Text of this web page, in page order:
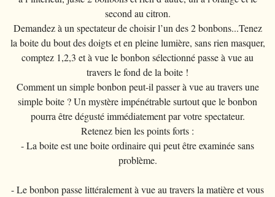
second au citron.
Demandez à un spectateur de choisir l’un des 2 bonbons...Tenez
la boite du bout des doigts et en pleine lumière, sans rien masquer,
comptez 1,2,3 et à vue le bonbon sélectionné passe à vue au
travers le fond de la boite !
Comment un simple bonbon peut-il passer à vue au travers une
simple boite ? Un mystère impénétrable surtout que le bonbon
pourra être dégusté immédiatement par votre spectateur.
Retenez bien les points forts :
- La boite est une boite ordinaire qui peut être examinée sans
problème.
- Le bonbon passe littéralement à vue au travers la matière et vous